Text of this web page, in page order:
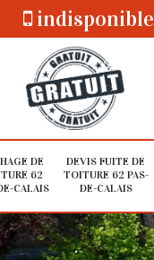
indisponible
DE
62
CALAIS
DEVIS FUITE DE
TOITURE 62 PAS-
DE-CALAIS